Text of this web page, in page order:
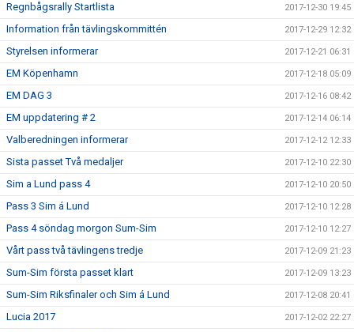
Regnbågsrally Startlista 2017-12-30 19:45
Information från tävlingskommittén 2017-12-29 12:32
Styrelsen informerar 2017-12-21 06:31
EM Köpenhamn 2017-12-18 05:09
EM DAG 3 2017-12-16 08:42
EM uppdatering # 2 2017-12-14 06:14
Valberedningen informerar 2017-12-12 12:33
Sista passet Två medaljer 2017-12-10 22:30
Sim a Lund pass 4 2017-12-10 20:50
Pass 3 Sim á Lund 2017-12-10 12:28
Pass 4 söndag morgon Sum-Sim 2017-12-10 12:27
Vårt pass två tävlingens tredje 2017-12-09 21:23
Sum-Sim första passet klart 2017-12-09 13:23
Sum-Sim Riksfinaler och Sim á Lund 2017-12-08 20:41
Lucia 2017 2017-12-02 22:27